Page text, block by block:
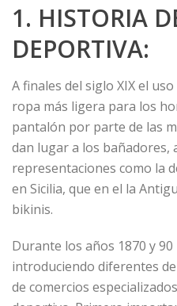
1. HISTORIA
DEPORTIVA:
A finales del siglo XIX el
ropa más ligera para los
pantalón por parte de las
dan lugar a los bañadores,
representaciones como la
en Sicilia, que en el la
bikinis.
Durante los años 1870 y
introduciendo diferentes
de comercios